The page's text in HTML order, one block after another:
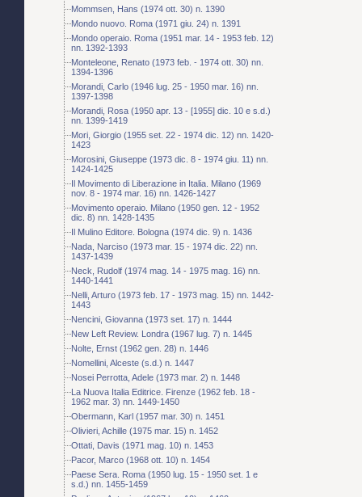
Mommsen, Hans (1974 ott. 30) n. 1390
Mondo nuovo. Roma (1971 giu. 24) n. 1391
Mondo operaio. Roma (1951 mar. 14 - 1953 feb. 12)
nn. 1392-1393
Monteleone, Renato (1973 feb. - 1974 ott. 30) nn.
1394-1396
Morandi, Carlo (1946 lug. 25 - 1950 mar. 16) nn.
1397-1398
Morandi, Rosa (1950 apr. 13 - [1955] dic. 10 e s.d.)
nn. 1399-1419
Mori, Giorgio (1955 set. 22 - 1974 dic. 12) nn. 1420-
1423
Morosini, Giuseppe (1973 dic. 8 - 1974 giu. 11) nn.
1424-1425
Il Movimento di Liberazione in Italia. Milano (1969
nov. 8 - 1974 mar. 16) nn. 1426-1427
Movimento operaio. Milano (1950 gen. 12 - 1952
dic. 8) nn. 1428-1435
Il Mulino Editore. Bologna (1974 dic. 9) n. 1436
Nada, Narciso (1973 mar. 15 - 1974 dic. 22) nn.
1437-1439
Neck, Rudolf (1974 mag. 14 - 1975 mag. 16) nn.
1440-1441
Nelli, Arturo (1973 feb. 17 - 1973 mag. 15) nn. 1442-
1443
Nencini, Giovanna (1973 set. 17) n. 1444
New Left Review. Londra (1967 lug. 7) n. 1445
Nolte, Ernst (1962 gen. 28) n. 1446
Nomellini, Alceste (s.d.) n. 1447
Nosei Perrotta, Adele (1973 mar. 2) n. 1448
La Nuova Italia Editrice. Firenze (1962 feb. 18 -
1962 mar. 3) nn. 1449-1450
Obermann, Karl (1957 mar. 30) n. 1451
Olivieri, Achille (1975 mar. 15) n. 1452
Ottati, Davis (1971 mag. 10) n. 1453
Pacor, Marco (1968 ott. 10) n. 1454
Paese Sera. Roma (1950 lug. 15 - 1950 set. 1 e
s.d.) nn. 1455-1459